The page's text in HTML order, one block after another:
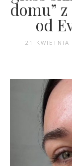
17
domu”
od
21 KWIETNIA